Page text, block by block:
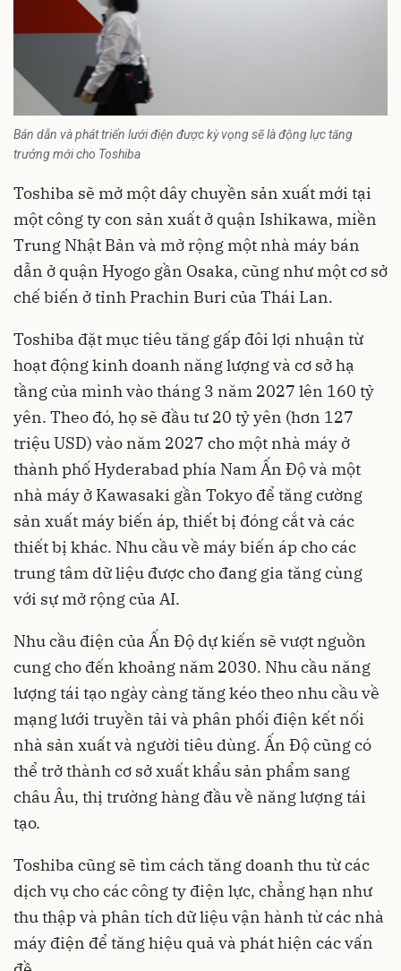
Bán dẫn và phát triển lưới điện được kỳ vọng sẽ là động lực tăng
trưởng mới cho Toshiba
Toshiba sẽ mở một dây chuyền sản xuất mới tại
một công ty con sản xuất ở quận Ishikawa, miền
Trung Nhật Bản và mở rộng một nhà máy bán
dẫn ở quận Hyogo gần Osaka, cũng như một cơ sở
chế biến ở tỉnh Prachin Buri của Thái Lan.
Toshiba đặt mục tiêu tăng gấp đôi lợi nhuận từ
hoạt động kinh doanh năng lượng và cơ sở hạ
tầng của mình vào tháng 3 năm 2027 lên 160 tỷ
yên. Theo đó, họ sẽ đầu tư 20 tỷ yên (hơn 127
triệu USD) vào năm 2027 cho một nhà máy ở
thành phố Hyderabad phía Nam Ấn Độ và một
nhà máy ở Kawasaki gần Tokyo để tăng cường
sản xuất máy biến áp, thiết bị đóng cắt và các
thiết bị khác. Nhu cầu về máy biến áp cho các
trung tâm dữ liệu được cho đang gia tăng cùng
với sự mở rộng của AI.
Nhu cầu điện của Ấn Độ dự kiến sẽ vượt nguồn
cung cho đến khoảng năm 2030. Nhu cầu năng
lượng tái tạo ngày càng tăng kéo theo nhu cầu về
mạng lưới truyền tải và phân phối điện kết nối
nhà sản xuất và người tiêu dùng. Ấn Độ cũng có
thể trở thành cơ sở xuất khẩu sản phẩm sang
châu Âu, thị trường hàng đầu về năng lượng tái
tạo.
Toshiba cũng sẽ tìm cách tăng doanh thu từ các
dịch vụ cho các công ty điện lực, chẳng hạn như
thu thập và phân tích dữ liệu vận hành từ các nhà
máy điện để tăng hiệu quả và phát hiện các vấn